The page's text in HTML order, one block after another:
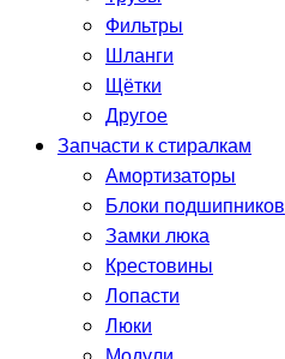
Фильтры
Шланги
Щётки
Другое
Запчасти к стиралкам
Амортизаторы
Блоки подшипников
Замки люка
Крестовины
Лопасти
Люки